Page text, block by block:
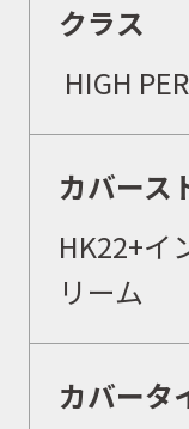
クラス
HIGH
カバース
HK22+イ
リーム
カバータ